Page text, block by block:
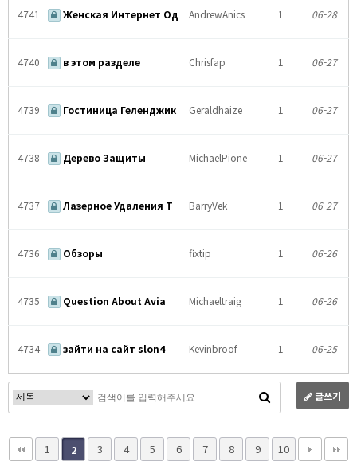
4741 Женская Интернет Од AndrewAnics 1 06-28
4740 в этом разделе Chrisfap 1 06-27
4739 Гостиница Геленджик Geraldhaize 1 06-27
4738 Дерево Защиты MichaelPione 1 06-27
4737 Лазерное Удаления Т BarryVek 1 06-27
4736 Обзоры fixtip 1 06-26
4735 Question About Avia Michaeltraig 1 06-26
4734 зайти на сайт slon4 Kevinbroof 1 06-25
글쓰기
1 2 3 4 5 6 7 8 9 10